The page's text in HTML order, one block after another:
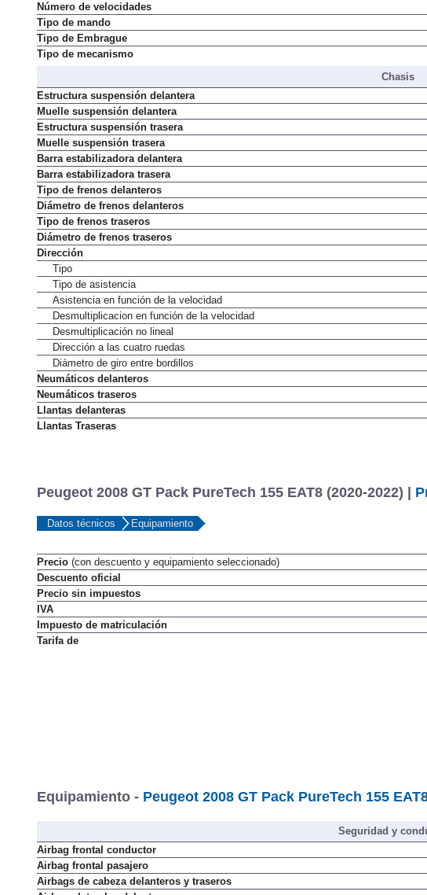
Número de velocidades
Tipo de mando
Tipo de Embrague
Tipo de mecanismo
Chasis
Estructura suspensión delantera
Muelle suspensión delantera
Estructura suspensión trasera
Muelle suspensión trasera
Barra estabilizadora delantera
Barra estabilizadora trasera
Tipo de frenos delanteros
Diámetro de frenos delanteros
Tipo de frenos traseros
Diámetro de frenos traseros
Dirección
Tipo
Tipo de asistencia
Asistencia en función de la velocidad
Desmultiplicacion en función de la velocidad
Desmultiplicación no lineal
Dirección a las cuatro ruedas
Diámetro de giro entre bordillos
Neumáticos delanteros
Neumáticos traseros
Llantas delanteras
Llantas Traseras
Peugeot 2008 GT Pack PureTech 155 EAT8 (2020-2022) |
Datos técnicos Equipamiento
Precio (con descuento y equipamiento seleccionado)
Descuento oficial
Precio sin impuestos
IVA
Impuesto de matriculación
Tarifa de
Equipamiento - Peugeot 2008 GT Pack PureTech 155
Seguridad y
Airbag frontal conductor
Airbag frontal pasajero
Airbags de cabeza delanteros y traseros